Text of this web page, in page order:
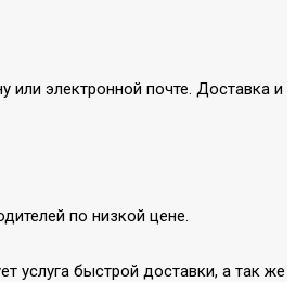
или электронной почте. Доставка и
по низкой цене.
услуга быстрой доставки, а так же